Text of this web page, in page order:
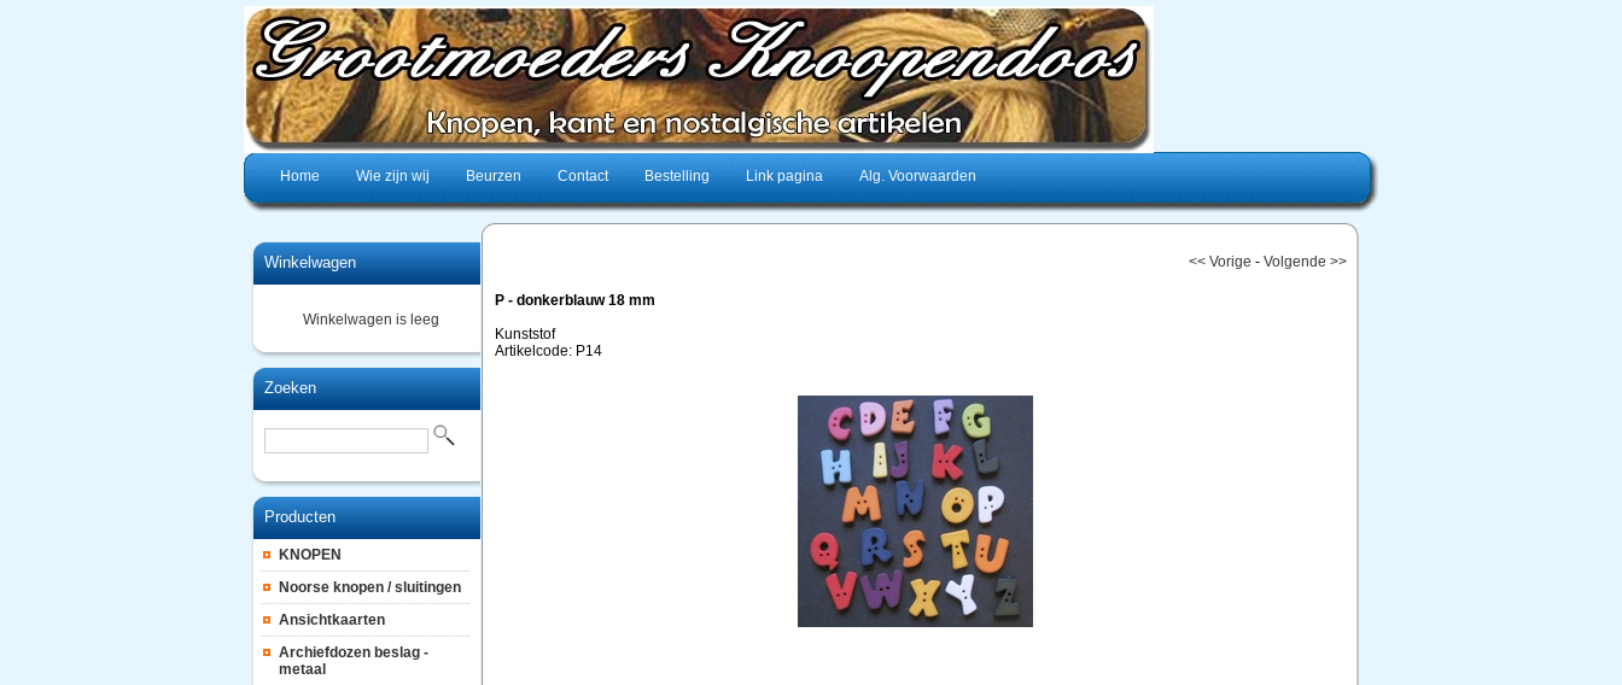
Home Wie zijn wij Beurzen Contact Bestelling Link pagina Alg. Voorwaarden
Winkelwagen
Winkelwagen is leeg
Zoeken
Producten
KNOPEN
Noorse knopen / sluitingen
Ansichtkaarten
Archiefdozen beslag -
metaal
<< Vorige - Volgende >>
P - donkerblauw 18 mm
Kunststof
Artikelcode: P14